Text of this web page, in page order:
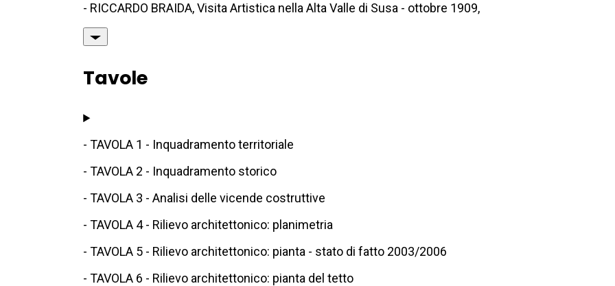
- RICCARDO BRAIDA, Visita Artistica nella Alta Valle di Susa - ottobre 1909,
Tavole
- TAVOLA 1 - Inquadramento territoriale
- TAVOLA 2 - Inquadramento storico
- TAVOLA 3 - Analisi delle vicende costruttive
- TAVOLA 4 - Rilievo architettonico: planimetria
- TAVOLA 5 - Rilievo architettonico: pianta - stato di fatto 2003/2006
- TAVOLA 6 - Rilievo architettonico: pianta del tetto